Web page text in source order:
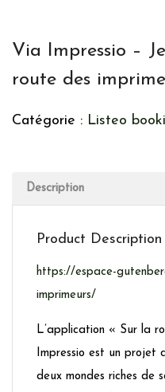
Via Impressio –
route des
Catégorie : Listeo
Description
Product Description
https://espace-
imprimeurs/
L’application « Sur la
Impressio est un projet
deux mondes riches de